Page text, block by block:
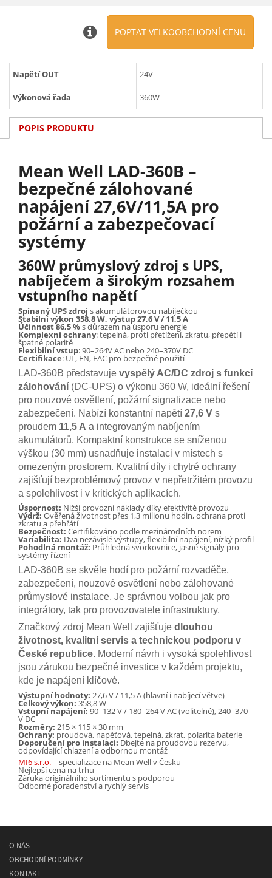
POPTAT VELKOOBCHODNÍ CENU
Napětí OUT 24V
Výkonová řada 360W
POPIS PRODUKTU
Mean Well LAD-360B –
bezpečné zálohované
napájení 27,6V/11,5A pro
požární a zabezpečovací
systémy
360W průmyslový zdroj s UPS,
nabíječem a širokým rozsahem
vstupního napětí
Spínaný UPS zdroj s akumulátorovou nabíječkou
Stabilní výkon 358,8 W, výstup 27,6 V / 11,5 A
Účinnost 86,5 %s důrazem na úsporu energie
Komplexní ochrany: tepelná, proti přetížení, zkratu, přepětí i
špatné polaritě
Flexibilní vstup: 90–264V AC nebo 240–370V DC
Certifikace: UL, EN, EAC pro bezpečné použití
LAD-360B představuje vyspělý AC/DC zdroj s funkcí
zálohování (DC-UPS) o výkonu 360 W, ideální řešení
pro nouzové osvětlení, požární signalizace nebo
zabezpečení. Nabízí konstantní napětí 27,6 V s
proudem 11,5 A a integrovaným nabíjením
akumulátorů. Kompaktní konstrukce se sníženou
výškou (30 mm) usnadňuje instalaci v místech s
omezeným prostorem. Kvalitní díly i chytré ochrany
zajišťují bezproblémový provoz v nepřetržitém provozu
a spolehlivost i v kritických aplikacích.
Úspornost: Nižší provozní náklady díky efektivitě provozu
Výdrž: Ověřená životnost přes 1,3 milionu hodin, ochrana proti
zkratu a přehřátí
Bezpečnost: Certifikováno podle mezinárodních norem
Variabilita: Dva nezávislé výstupy, flexibilní napájení, nízký profil
Pohodlná montáž: Průhledná svorkovnice, jasné signály pro
systémy řízení
LAD-360B se skvěle hodí pro požární rozvaděče,
zabezpečení, nouzové osvětlení nebo zálohované
průmyslové instalace. Je správnou volbou jak pro
integrátory, tak pro provozovatele infrastruktury.
Značkový zdroj Mean Well zajišťuje dlouhou
životnost, kvalitní servis a technickou podporu v
České republice. Moderní návrh i vysoká spolehlivost
jsou zárukou bezpečné investice v každém projektu,
kde je napájení klíčové.
Výstupní hodnoty: 27,6 V / 11,5 A (hlavní i nabíjecí větve)
Celkový výkon: 358,8 W
Vstupní napájení: 90–132 V / 180–264 V AC (volitelné), 240–370
V DC
Rozměry: 215 × 115 × 30 mm
Ochrany: proudová, napěťová, tepelná, zkrat, polarita baterie
Doporučení pro instalaci: Dbejte na proudovou rezervu,
odpovídající chlazení a odbornou montáž
MI6 s.r.o.– specializace na Mean Well v Česku
Nejlepší cena na trhu
Záruka originálního sortimentu s podporou
Odborné poradenství a rychlý servis
O NÁS
OBCHODNÍ PODMÍNKY
KONTAKT